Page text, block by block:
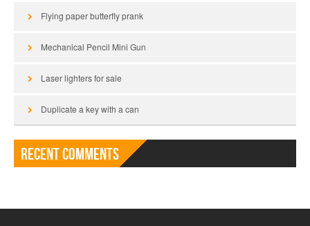
Flying paper butterfly prank
Mechanical Pencil Mini Gun
Laser lighters for sale
Duplicate a key with a can
Recent Comments